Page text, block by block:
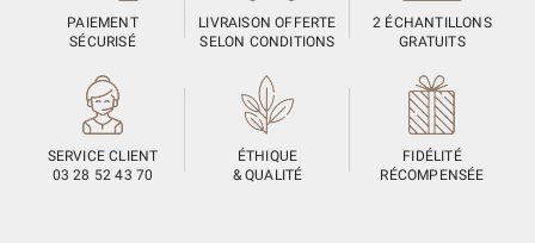
PAIEMENT
SÉCURISÉ
LIVRAISON OFFERTE
SELON CONDITIONS
2 ÉCHANTILLONS
GRATUITS
SERVICE CLIENT
03 28 52 43 70
ÉTHIQUE
& QUALITÉ
FIDÉLITÉ
RÉCOMPENSÉE